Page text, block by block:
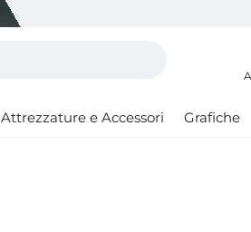
Attrezzature e Accessori Grafiche